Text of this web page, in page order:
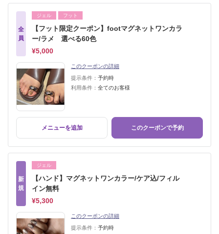
全
員
ジェル フット
【フット限定クーポン】footマグネットワンカラ
ー/ラメ 選べる60色
¥5,000
このクーポンの詳細
提示条件： 予約時
利用条件： 全てのお客様
メニューを追加 このクーポンで予約
新
規
ジェル
【ハンド】マグネットワンカラー/ケア込/フィル
イン無料
¥5,300
このクーポンの詳細
提示条件： 予約時